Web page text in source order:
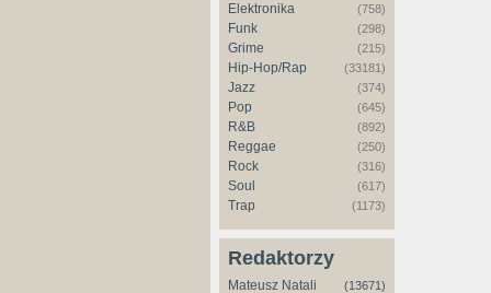
Elektronika (758)
Funk (298)
Grime (215)
Hip-Hop/Rap (33181)
Jazz (374)
Pop (645)
R&B (892)
Reggae (250)
Rock (316)
Soul (617)
Trap (1173)
Redaktorzy
Mateusz Natali (13671)